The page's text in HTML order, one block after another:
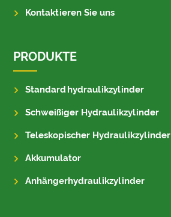
Kontaktieren Sie uns
PRODUKTE
Standardhydraulikzylinder
Schweißiger Hydraulikzylinder
Teleskopischer Hydraulikzylinder
Akkumulator
Anhängerhydraulikzylinder